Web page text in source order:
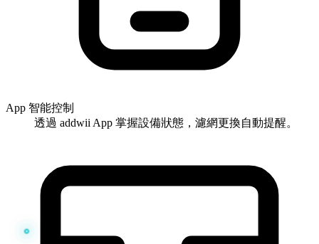
App 智能控制
透過 addwii App 掌握設備狀態，濾網更換自動提醒。